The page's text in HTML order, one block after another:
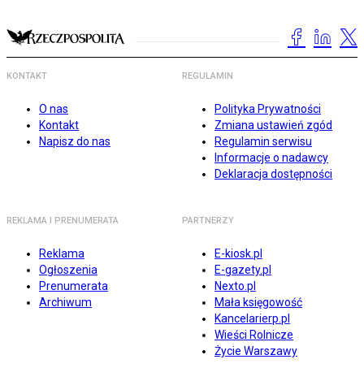
KONTAKT
O nas
Kontakt
Napisz do nas
REGULAMIN
Polityka Prywatności
Zmiana ustawień zgód
Regulamin serwisu
Informacje o nadawcy
Deklaracja dostępności
REKLAMA I PRENUMERATA
Reklama
Ogłoszenia
Prenumerata
Archiwum
PARTNERZY
E-kiosk.pl
E-gazety.pl
Nexto.pl
Mała księgowość
Kancelarierp.pl
Wieści Rolnicze
Życie Warszawy